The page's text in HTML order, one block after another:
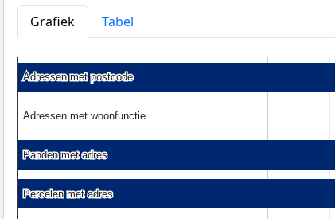
Grafiek
Tabel
Adressen met postcode
Adressen met postcode
Adressen met woonfunctie
Adressen met woonfunctie
Panden met adres
Panden met adres
Percelen met adres
Percelen met adres